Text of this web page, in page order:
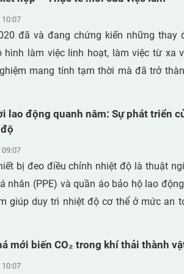
đã và đang chứng kiến những thay
hình làm việc linh hoạt, làm việc từ xa
mang tính tạm thời mà đã trở
dịch này mở ra những cơ hội chưa
trên phạm vi toàn cầu. Tuy nhiên, nó
tác bảo vệ sức khỏe và an toàn của
mô hình quản trị truyền thống. Trong bối cảnh đó, trí tuệ
vừa như một công cụ hỗ trợ đầy tiềm
lý cẩn trọng. AI có khả năng hỗ trợ
một cách nhanh chóng, thuận tiện. Tuy
đạo đức phù hợp, chính những công
làm suy giảm lòng tin và vô tình tạo ra
lao động quanh năm: Sự phát triển
bị đeo điều chỉnh nhiệt độ là thuật
nhân (PPE) và quần áo bảo hộ lao
giúp duy trì nhiệt độ cơ thể ở mức an
phẩm thuộc nhóm này bao gồm áo
làm mát và các loại vải chống nắng,
thể. Các thiết bị sưởi ấm thường được tích hợp các bộ
mới biến CO₂ trong khí thải thành